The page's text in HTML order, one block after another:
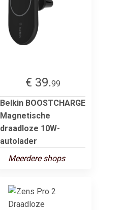
€ 39.99
Belkin BOOSTCHARGE
Magnetische
draadloze 10W-
autolader
Meerdere shops